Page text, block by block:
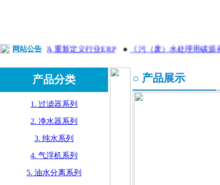
网站公告
专家AAVA 重新定义行业ERP● 《污（废）水处理用碳源药
产品分类
1. 过滤器系列
2. 净水器系列
3. 纯水系列
4. 气浮机系列
5. 油水分离系列
○ 产品展示